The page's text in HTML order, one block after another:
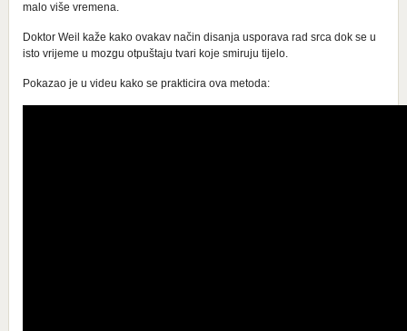
malo više vremena.
Doktor Weil kaže kako ovakav način disanja usporava rad srca dok se u
isto vrijeme u mozgu otpuštaju tvari koje smiruju tijelo.
Pokazao je u videu kako se prakticira ova metoda: